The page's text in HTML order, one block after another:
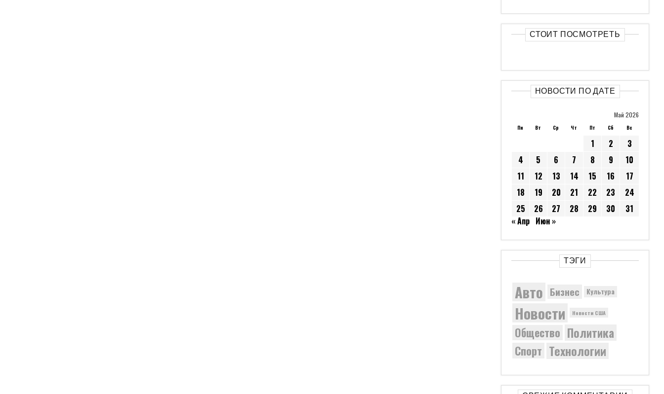
СТОИТ ПОСМОТРЕТЬ
НОВОСТИ ПО ДАТЕ
Май 2026
Пн Вт Ср Чт Пт Сб Вс
1 2
3
4
5 6 7 8 9
10
11
12 13 14 15 16
17
18
19 20 21 22 23
24
25
26 27 28 29 30
31
« Апр Июн »
ТЭГИ
Авто Бизнес Культура
Новости Новости США
Общество Политика
Спорт Технологии